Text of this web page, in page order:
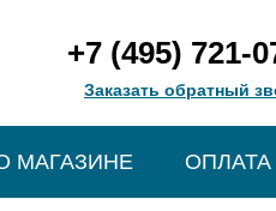
+7 (495) 721-
Заказать обратный
МАГАЗИНЕ ОПЛАТА